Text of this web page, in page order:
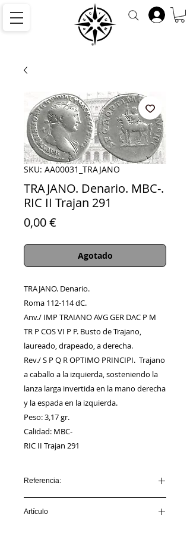
SKU: AA00031_TRAJANO
TRAJANO. Denario. MBC-.
RIC II Trajan 291
0,00 €
Agotado
TRAJANO. Denario.
Roma 112-114 dC.
Anv./ IMP TRAIANO AVG GER DAC P M
TR P COS VI P P. Busto de Trajano,
laureado, drapeado, a derecha.
Rev./ S P Q R OPTIMO PRINCIPI. Trajano
a caballo a la izquierda, sosteniendo la
lanza larga invertida en la mano derecha
y la espada en la izquierda.
Peso: 3,17 gr.
Calidad: MBC-
RIC II Trajan 291
Referencia:
Artículo